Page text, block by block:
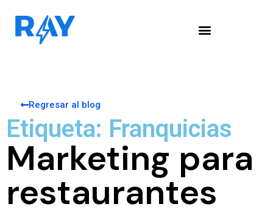
Regresar al blog
Etiqueta: Franquicias
Marketing para
restaurantes